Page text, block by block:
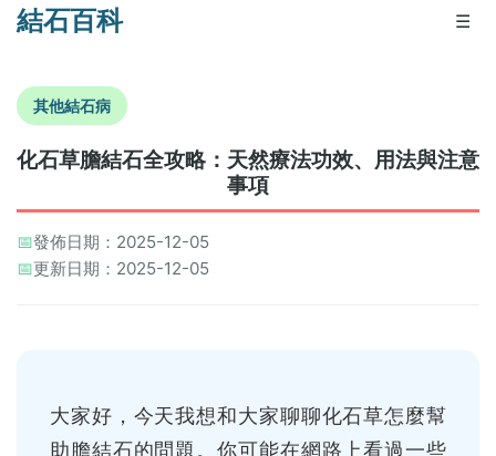
結石百科 ☰
其他結石病
化石草膽結石全攻略：天然療法功效、用法與注意
事項
📅發佈日期：2025-12-05
📅更新日期：2025-12-05
大家好，今天我想和大家聊聊化石草怎麼幫
助膽結石的問題。你可能在網路上看過一些